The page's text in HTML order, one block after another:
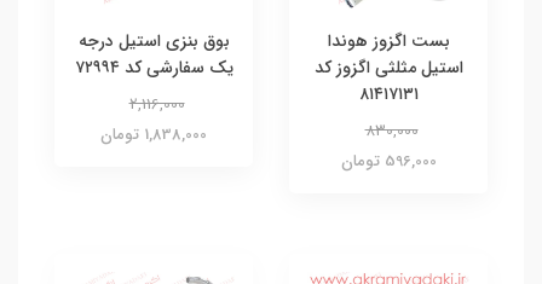
بست اگزوز هوندا
استیل مثلثی اگزوز کد
۸۱۴۱۷۱۳۱
830,000
596,000 تومان
بوق بنزی استیل درجه
یک سفارشی کد ۷۲۹۹۴
2,116,000
1,838,000 تومان